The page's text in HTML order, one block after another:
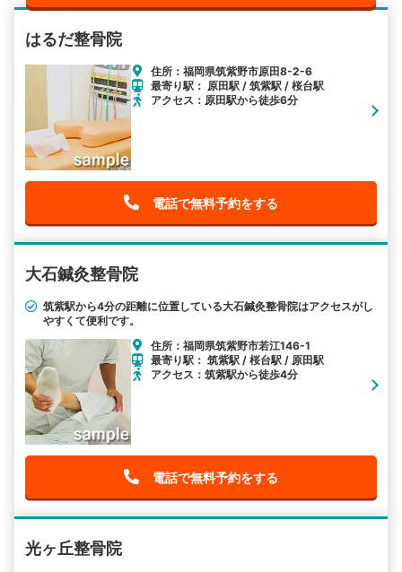
はるだ整骨院
住所：福岡県筑紫野市原田8-2-6
最寄り駅： 原田駅 / 筑紫駅 / 桜台駅
アクセス：原田駅から徒歩6分
電話で無料予約をする
大石鍼灸整骨院
筑紫駅から4分の距離に位置している大石鍼灸整骨院はアクセスがし
やすくて便利です。
住所：福岡県筑紫野市若江146-1
最寄り駅： 筑紫駅 / 桜台駅 / 原田駅
アクセス：筑紫駅から徒歩4分
電話で無料予約をする
光ヶ丘整骨院